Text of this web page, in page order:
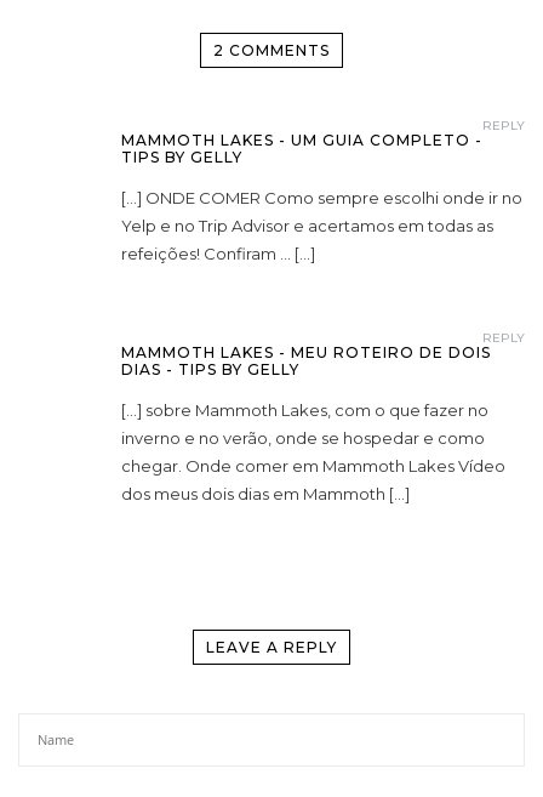
2 COMMENTS
REPLY
MAMMOTH LAKES - UM GUIA COMPLETO -
TIPS BY GELLY
[…] ONDE COMER Como sempre escolhi onde ir no
Yelp e no Trip Advisor e acertamos em todas as
refeições! Confiram … […]
REPLY
MAMMOTH LAKES - MEU ROTEIRO DE DOIS
DIAS - TIPS BY GELLY
[…] sobre Mammoth Lakes, com o que fazer no
inverno e no verão, onde se hospedar e como
chegar. Onde comer em Mammoth Lakes Vídeo
dos meus dois dias em Mammoth […]
LEAVE A REPLY